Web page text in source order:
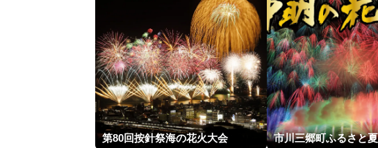
第80回按針祭海の花火大会